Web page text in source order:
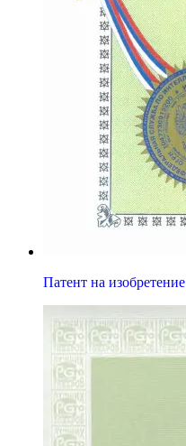
Патент на изобретение